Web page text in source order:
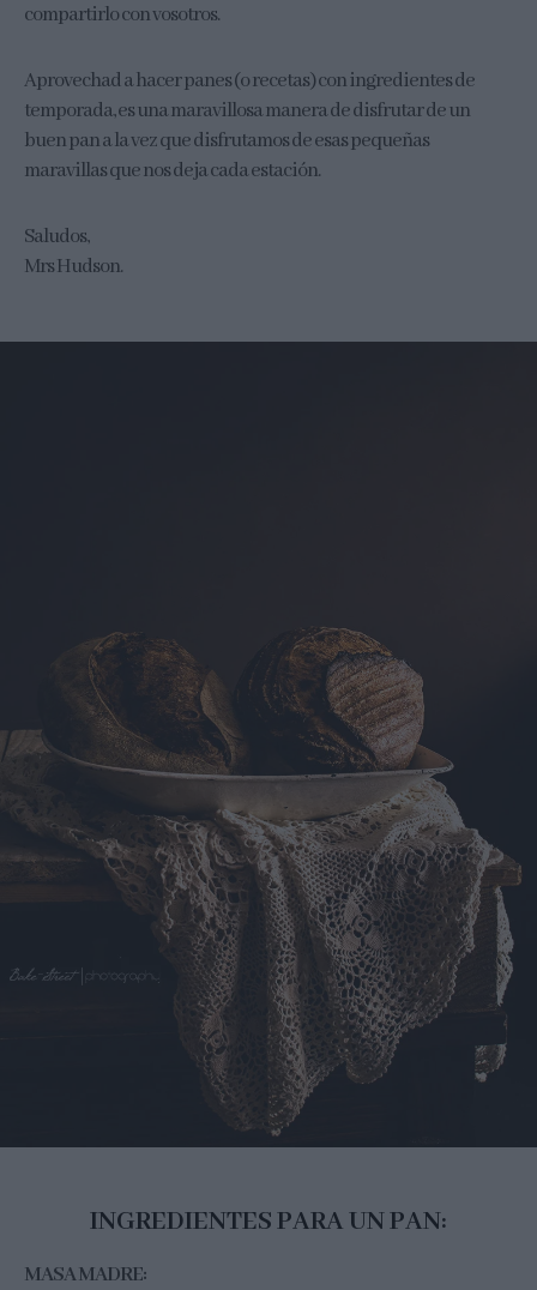
compartirlo con vosotros.
Aprovechad a hacer panes (o recetas) con ingredientes de
temporada, es una maravillosa manera de disfrutar de un
buen pan a la vez que disfrutamos de esas pequeñas
maravillas que nos deja cada estación.
Saludos,
Mrs Hudson.
INGREDIENTES PARA UN PAN:
MASA MADRE: